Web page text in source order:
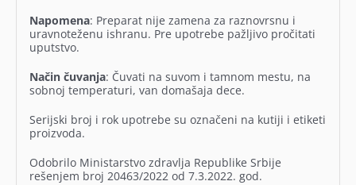
Napomena: Preparat nije zamena za raznovrsnu i
uravnoteženu ishranu. Pre upotrebe pažljivo pročitati
uputstvo.
Način čuvanja: Čuvati na suvom i tamnom mestu, na
sobnoj temperaturi, van domašaja dece.
Serijski broj i rok upotrebe su označeni na kutiji i etiketi
proizvoda.
Odobrilo Ministarstvo zdravlja Republike Srbije
rešenjem broj 20463/2022 od 7.3.2022. god.